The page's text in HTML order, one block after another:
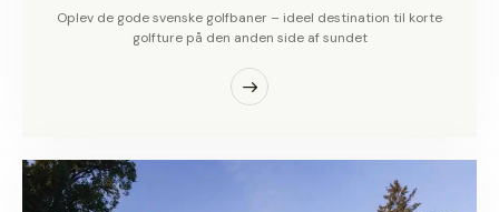
Oplev de gode svenske golfbaner – ideel destination til korte
golfture på den anden side af sundet